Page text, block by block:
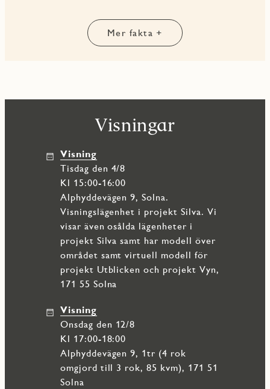
vare förråd både inne i lägenheten och i källaren.
Detta är ett hem som är enkelt att trivas i – och ännu
Mer fakta +
Visningar
Visning
tisdag den 4/8
Kl 15:00-16:00
Alphyddevägen 9, Solna.
Visningslägenhet i projekt Silva. Vi
visar även osålda lägenheter i
projekt Silva samt har modell över
området samt virtuell modell för
projekt Utblicken och projekt Vyn,
171 55 Solna
Visning
onsdag den 12/8
Kl 17:00-18:00
Alphyddevägen 9, 1tr (4 rok
omgjord till 3 rok, 85 kvm), 171 51
Solna